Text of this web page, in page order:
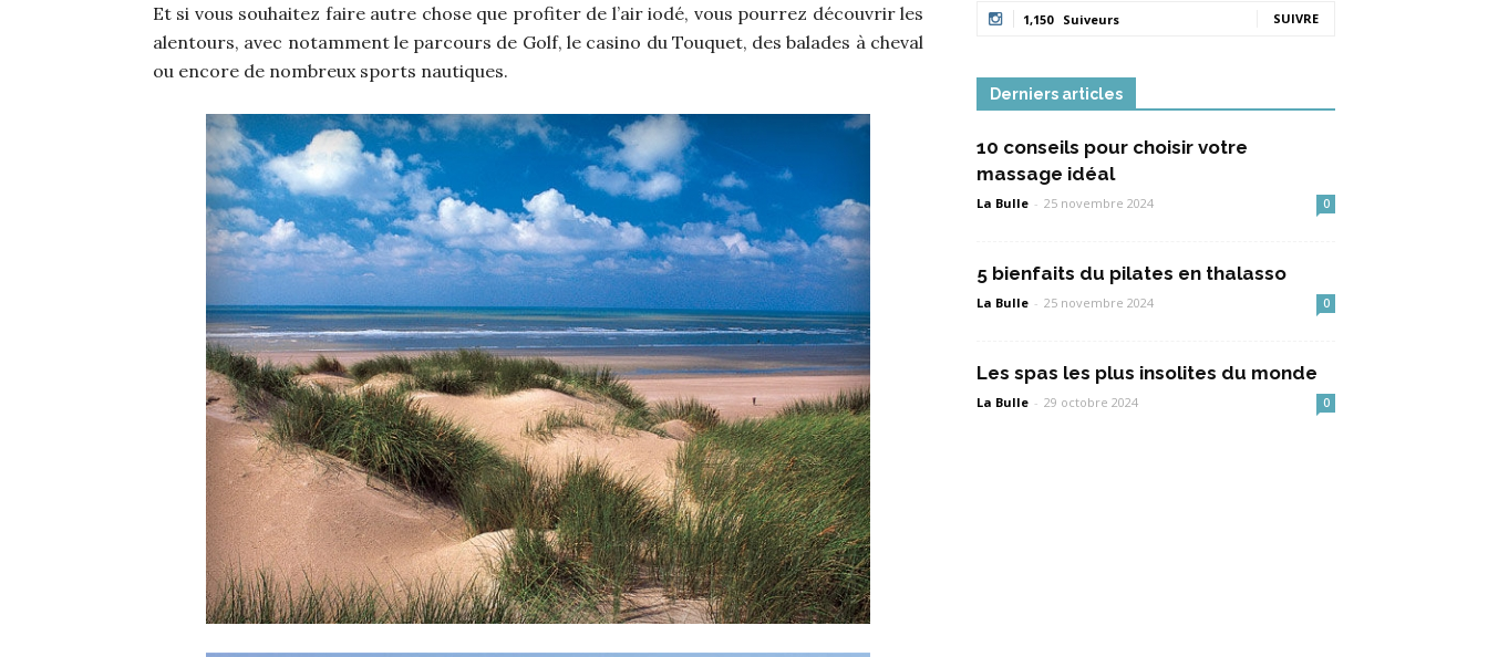
Et si vous souhaitez faire autre chose que profiter de l’air iodé, vous pourrez découvrir les
alentours, avec notamment le parcours de Golf, le casino du Touquet, des balades à cheval
ou encore de nombreux sports nautiques.
1,150 Suiveurs SUIVRE
Derniers articles
10 conseils pour choisir votre
massage idéal
La Bulle - 25 novembre 2024 0
5 bienfaits du pilates en thalasso
La Bulle - 25 novembre 2024 0
Les spas les plus insolites du monde
La Bulle - 29 octobre 2024 0